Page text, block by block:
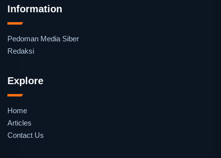
Information
Pedoman Media Siber
Redaksi
Explore
Home
Articles
Contact Us